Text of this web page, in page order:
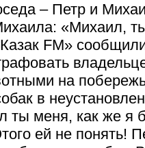
– Петр и
«Михаил,
FM»
на
в
ты меня, как же я
ей не понять!